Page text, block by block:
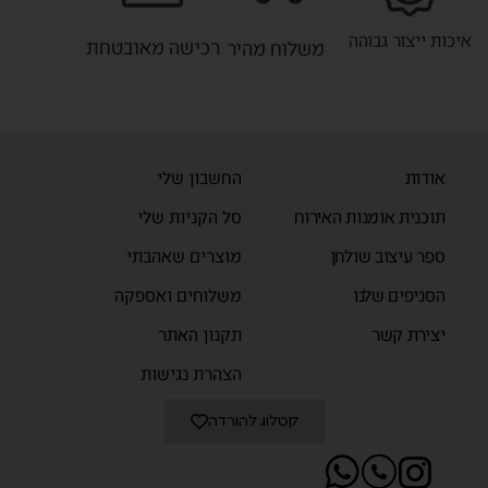
איכות ייצור גבוהה משלוח מהיר רכישה מאובטחת
אודות
תוכנית אומנות האירוח
ספר עיצוב שולחן
הסניפים שלנו
יצירת קשר
החשבון שלי
סל הקניות שלי
מוצרים שאהבתי
משלוחים ואספקה
תקנון האתר
הצהרת נגישות
קטלוג להורדה